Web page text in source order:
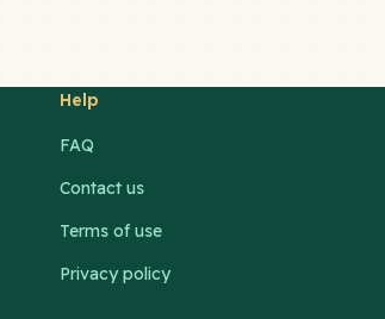
Help
FAQ
Contact us
Terms of use
Privacy policy